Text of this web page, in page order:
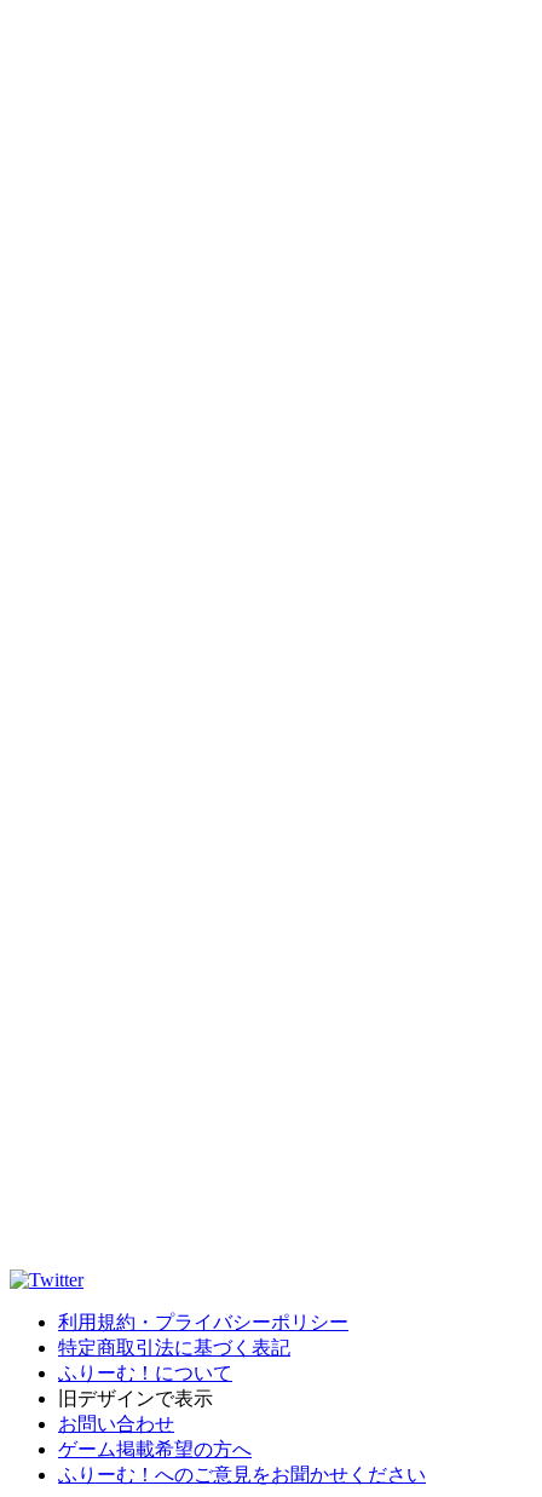
利用規約・プライバシーポリシー
特定商取引法に基づく表記
ふりーむ！について
旧デザインで表示
お問い合わせ
ゲーム掲載希望の方へ
ふりーむ！へのご意見をお聞かせください